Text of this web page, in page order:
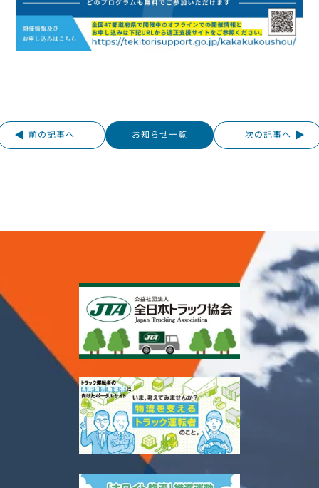
前の記事へ お知らせ一覧 次の記事へ